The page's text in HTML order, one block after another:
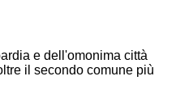
e dell'omonima città
il secondo comune più